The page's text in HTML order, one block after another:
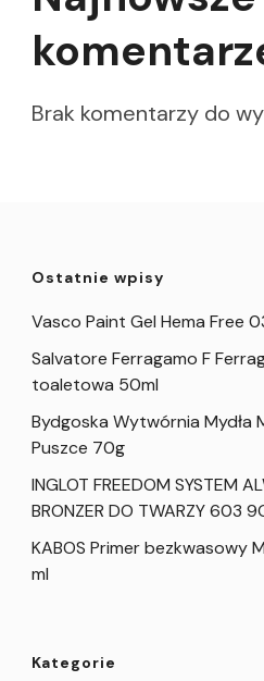
Brak komentarzy do
Ostatnie wpisy
Vasco Paint Gel Hema Free
Salvatore Ferragamo F
toaletowa 50ml
Bydgoska Wytwórnia Mydła
Puszce 70g
INGLOT FREEDOM SYSTEM
BRONZER DO TWARZY 603
KABOS Primer bezkwasowy
ml
Kategorie